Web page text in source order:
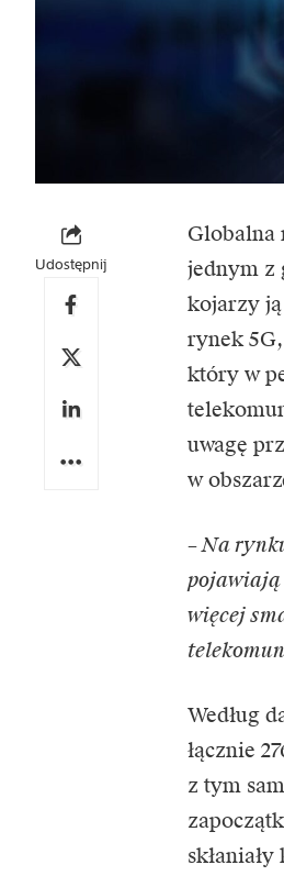
Udostępnij
Globalna
jednym z
kojarzy
rynek
który w
uwagę
w
– Na
pojawiają
więcej
Według
łącznie
z tym